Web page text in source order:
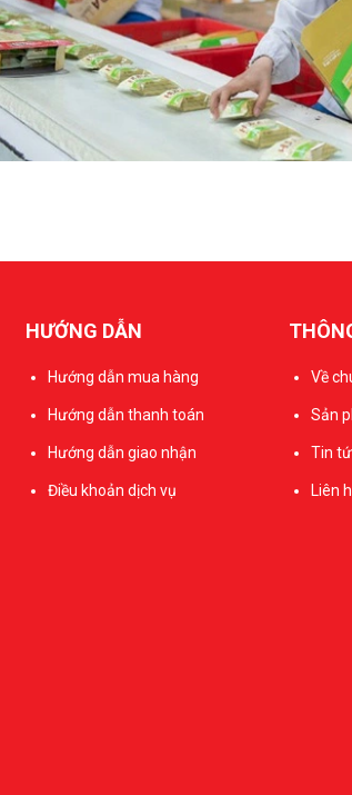
HƯỚNG DẪN
Hướng dẫn mua hàng
Hướng dẫn thanh toán
Hướng dẫn giao nhận
Điều khoản dịch vụ
Về
Sản
Tin
Liên